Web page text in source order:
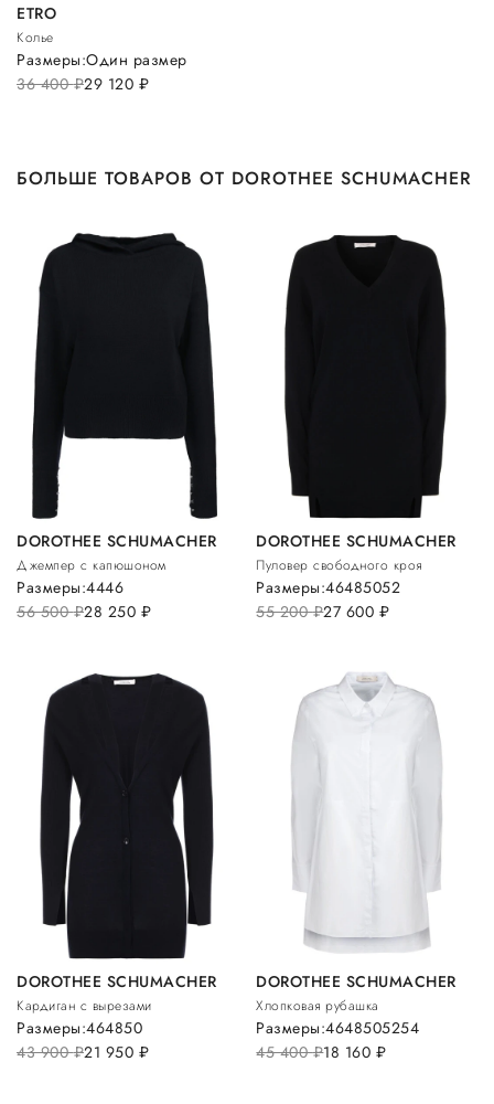
ETRO
Колье
36 400руб.29 120 руб.
Размеры:Один размер
БОЛЬШЕ ТОВАРОВ ОТ DOROTHEE SCHUMACHER
DOROTHEE SCHUMACHER
Джемпер с капюшоном
56 500руб.28 250 руб.
Размеры:4446
DOROTHEE SCHUMACHER
Пуловер свободного кроя
55 200руб.27 600 руб.
Размеры:46485052
DOROTHEE SCHUMACHER
Кардиган с вырезами
43 900руб.21 950 руб.
Размеры:464850
DOROTHEE SCHUMACHER
Хлопковая рубашка
45 400руб.18 160 руб.
Размеры:4648505254